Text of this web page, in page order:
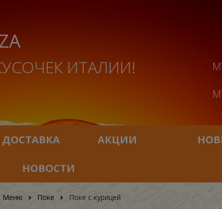
ИТАЛИИ!
ДОСТАВКА АКЦИИ
НОВОСТИ
Меню Поке Поке с курицей